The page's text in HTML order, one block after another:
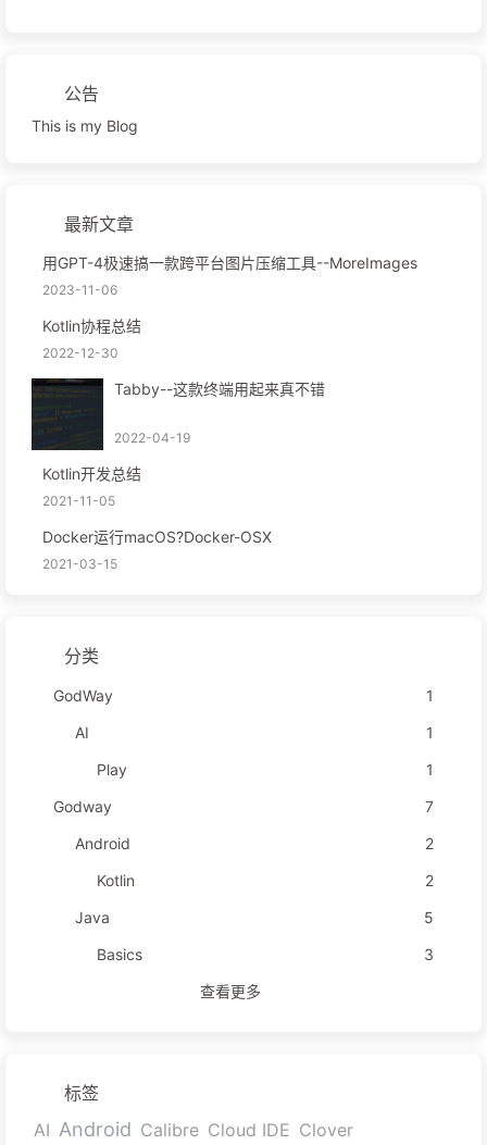
公告
This is my Blog
最新文章
用GPT-4极速搞一款跨平台图片压缩工具--MoreImages
2023-11-06
Kotlin协程总结
2022-12-30
Tabby--这款终端用起来真不错
2022-04-19
Kotlin开发总结
2021-11-05
Docker运行macOS?Docker-OSX
2021-03-15
分类
GodWay
1
AI
1
Play
1
Godway
7
Android
2
Kotlin
2
Java
5
Basics
3
查看更多
标签
AI Android Calibre Cloud IDE Clover